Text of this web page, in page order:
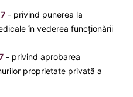
- privind punerea la
în vederea funcționării
- privind aprobarea
proprietate privată a